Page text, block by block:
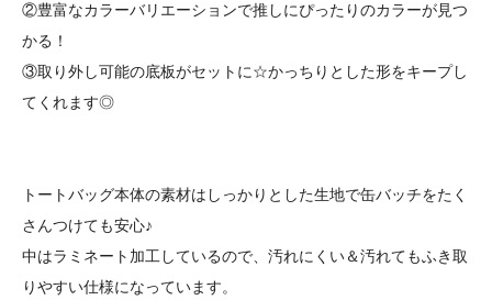
②豊富なカラーバリエーションで推しにぴったりのカラーが見つ
かる！
③取り外し可能の底板がセットに☆かっちりとした形をキープし
てくれます◎
トートバッグ本体の素材はしっかりとした生地で缶バッチをたく
さんつけても安心♪
中はラミネート加工しているので、汚れにくい＆汚れてもふき取
りやすい仕様になっています。